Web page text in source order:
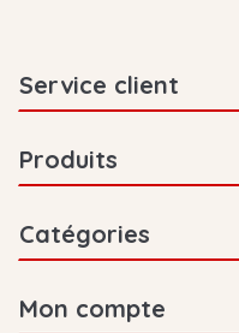
Service client
Produits
Catégories
Mon compte